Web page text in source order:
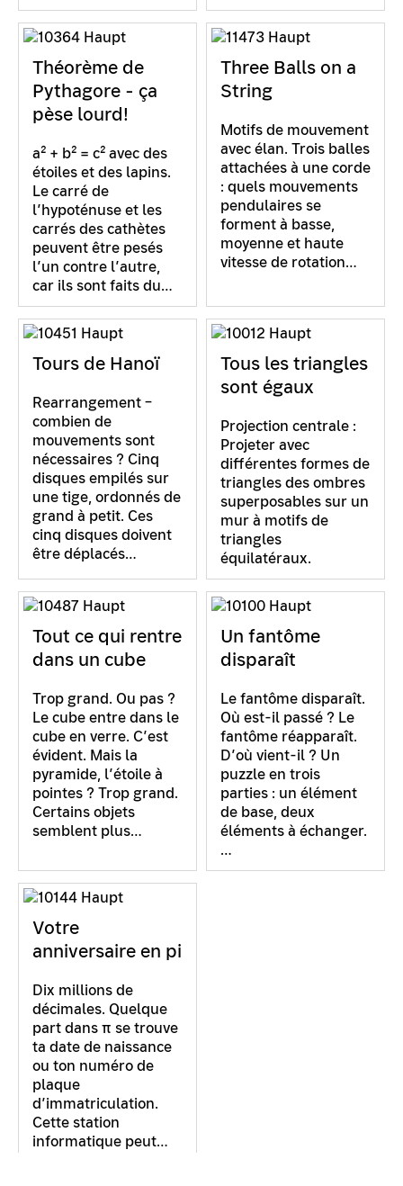
Théorème de
Pythagore - ça
pèse lourd!
a² + b² = c² avec des
étoiles et des lapins.
Le carré de
l’hypoténuse et les
carrés des cathètes
peuvent être pesés
l’un contre l’autre,
car ils sont faits du…
Three Balls on a
String
Motifs de mouvement
avec élan. Trois balles
attachées à une corde
: quels mouvements
pendulaires se
forment à basse,
moyenne et haute
vitesse de rotation…
Tours de Hanoï
Rearrangement –
combien de
mouvements sont
nécessaires ? Cinq
disques empilés sur
une tige, ordonnés de
grand à petit. Ces
cinq disques doivent
être déplacés…
Tous les triangles
sont égaux
Projection centrale :
Projeter avec
différentes formes de
triangles des ombres
superposables sur un
mur à motifs de
triangles
équilatéraux.
Tout ce qui rentre
dans un cube
Trop grand. Ou pas ?
Le cube entre dans le
cube en verre. C’est
évident. Mais la
pyramide, l’étoile à
pointes ? Trop grand.
Certains objets
semblent plus…
Un fantôme
disparaît
Le fantôme disparaît.
Où est-il passé ? Le
fantôme réapparaît.
D’où vient-il ? Un
puzzle en trois
parties : un élément
de base, deux
éléments à échanger.
…
Votre
anniversaire en pi
Dix millions de
décimales. Quelque
part dans π se trouve
ta date de naissance
ou ton numéro de
plaque
d’immatriculation.
Cette station
informatique peut…